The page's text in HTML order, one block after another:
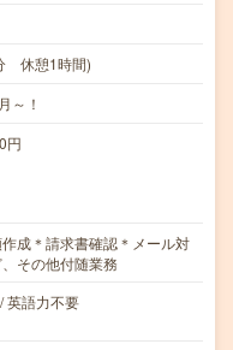
休憩1時間)
～！
円
成＊請求書確認＊メール対
その他付随業務
英語力不要